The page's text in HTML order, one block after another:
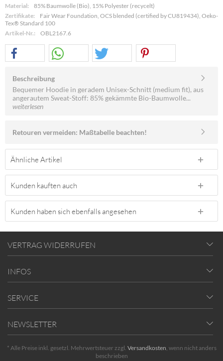
Material:
85% Baumwolle (Bio), 15% Polyester (recycelt)
Zertifikate:
Fair Wear Foundation, OCS blended (certified by CU819434), Oeko-
Tex® Standard 100
Artikel-Nr.:
OBL2167.6
Beschreibung
Bequemer Hoodie in geradem Unisex-Schnitt (medium fit), aus
angerautem Sweat-Stoff: 85% gekämmte Bio-Baumwolle...
weiterlesen
Retouren vermeiden: Maßtabelle beachten!
Ähnliche Artikel
Kunden kauften auch
Kunden haben sich ebenfalls angesehen
VERTRAG WIDERRUFEN
INFOS
SERVICE
NEWSLETTER
* Alle Preise inkl. gesetzl. Mehrwertsteuer zzgl. Versandkosten, wenn nicht anders
beschrieben